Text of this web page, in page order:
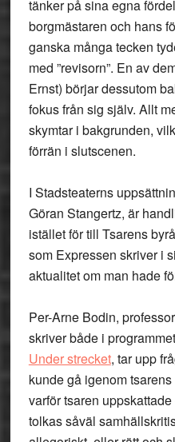
tänker på sina egna
borgmästaren och hans
ganska många tecken
med ”revisorn”. En av
Ernst) börjar dessutom
fokus från sig själv. Allt
skymtar i bakgrunden,
förrän i slutscenen.
I Stadsteaterns
Göran Stangertz, är
istället för till Tsarens
som Expressen skriver i
aktualitet om man hade
Per-Arne Bodin,
skriver både i
Under strecket, tar upp
kunde gå igenom
varför tsaren
tolkas såväl